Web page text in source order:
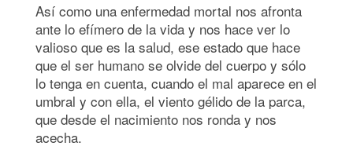
Así como una enfermedad mortal nos afronta
ante lo efímero de la vida y nos hace ver lo
valioso que es la salud, ese estado que hace
que el ser humano se olvide del cuerpo y sólo
lo tenga en cuenta, cuando el mal aparece en el
umbral y con ella, el viento gélido de la parca,
que desde el nacimiento nos ronda y nos
acecha.